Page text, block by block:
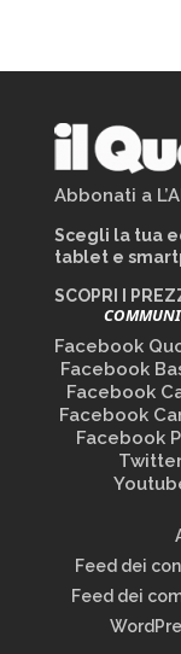
Abbonati a
Scegli la tua
tablet e
SCOPRI I
Facebook
Facebook
Facebook
Facebook
Facebook
Feed dei
Feed dei